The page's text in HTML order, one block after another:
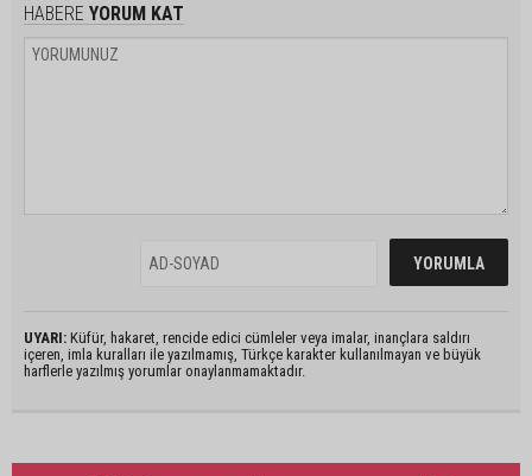
HABERE YORUM KAT
UYARI: Küfür, hakaret, rencide edici cümleler veya imalar, inançlara saldırı
içeren, imla kuralları ile yazılmamış, Türkçe karakter kullanılmayan ve büyük
harflerle yazılmış yorumlar onaylanmamaktadır.